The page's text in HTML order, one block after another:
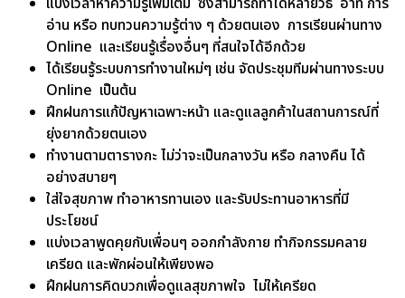
อ่าน หรือ ทบทวนความรู้ต่าง ๆ ด้วยตนเอง การเรียนผ่านทาง
Online และเรียนรู้เรื่องอื่นๆ ที่สนใจได้อีกด้วย
ได้เรียนรู้ระบบการทำงานใหม่ๆ เช่น จัดประชุมทีมผ่านทางระบบ
Online เป็นต้น
ฝึกฝนการแก้ปัญหาเฉพาะหน้า และดูแลลูกค้าในสถานการณ์ที่
ยุ่งยากด้วยตนเอง
ทำงานตามตารางกะ ไม่ว่าจะเป็นกลางวัน หรือ กลางคืน ได้
อย่างสบายๆ
ใส่ใจสุขภาพ ทำอาหารทานเอง และรับประทานอาหารที่มี
ประโยชน์
แบ่งเวลาพูดคุยกับเพื่อนๆ ออกกำลังกาย ทำกิจกรรมคลาย
เครียด และพักผ่อนให้เพียงพอ
ฝึกฝนการคิดบวกเพื่อดูแลสุขภาพใจ ไม่ให้เครียด